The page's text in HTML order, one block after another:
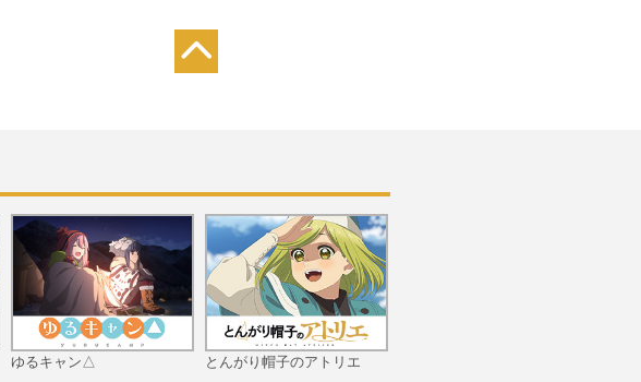
ゆるキャン△ とんがり帽子のアトリエ